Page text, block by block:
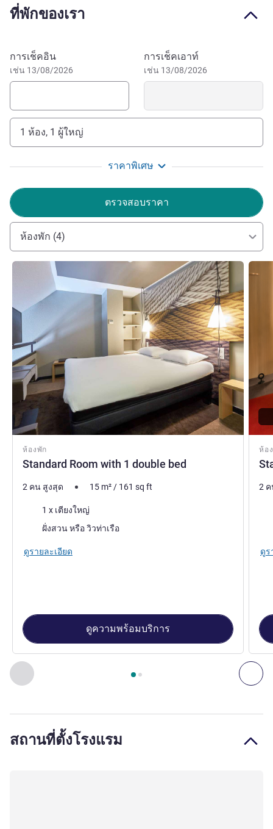
Mythical seaside with its famous "Planches", barriers in the
names of American actors come participate in the
casino, horse races, shops make of Deauville a recognized
and appreciated destination. In only 2 hours from Paris
and because everything is accessible by foot or by bicycle,
flavors of the market, to taste local products or simply to
make nothing and to dream !
10 mins' walk from the beach, the Les Planches walkway,
the casinos and the racetracks. All of Deauville is within
villas, luxury shops and festivals.
The entire team at the ibis Deauville Centre hotel
welcomes you to the Côte Fleurie (Flower Coast). From our
hotel, you can quickly access the beach and the train
station.
Hervé AUROUSSEAU ฝ่ายบริหารโรงแรม
ที่พักของเรา
จองโรงแรมนี้
การเช็คอิน
เช่น 13/08/2026
การเช็คเอาท์
เช่น 13/08/2026
1 ห้อง, 1 ผู้ใหญ่
ราคาพิเศษ
ตรวจสอบราคา
ห้องพัก (4)
ก่อนหน้า - ห้องพัก ถั
หน้า1 , ห้องพัก 1 : Standard Room with 1 double bed
ห้องพัก
Standard Room with 1 double bed
ดูรายละเอียด
2 คน สูงสุด 15 m²/ 161 sq ft
เครื่องนอน
1 x เตียงใหญ่
ฝั่งสวน หรือ วิวท่าเรือ
ดูรายละเอียด
ดูความพร้อมบริการ
ห้อ
ดูราย
2
ดูร
สถานที่ตั้งโรงแรม